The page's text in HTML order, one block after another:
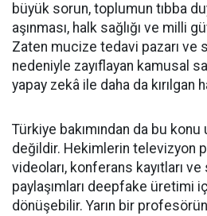
büyük sorun, toplumun tıbba
aşınması, halk sağlığı ve milli
Zaten mucize tedavi pazarı ve
nedeniyle zayıflayan kamusal
yapay zekâ ile daha da kırılgan
Türkiye bakımından da bu konu
değildir. Hekimlerin televizyon
videoları, konferans kayıtları
paylaşımları deepfake üretimi
dönüşebilir. Yarın bir